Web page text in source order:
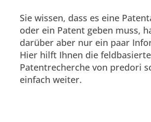
Sie wissen, dass es eine
oder ein Patent geben muss,
darüber aber nur ein paar
Hier hilft Ihnen die feldbasierte
Patentrecherche von predori
einfach weiter.